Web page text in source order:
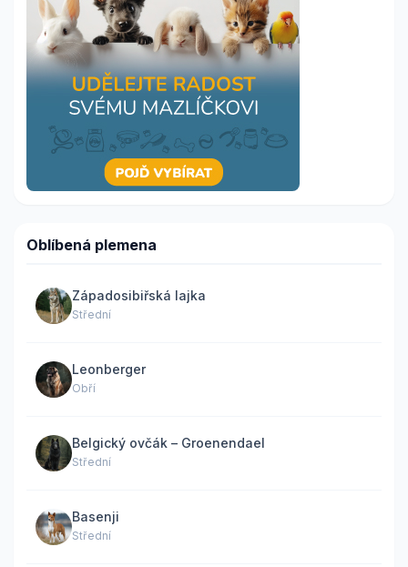
Oblíbená plemena
Západosibiřská lajka
Střední
Leonberger
Obří
Belgický ovčák – Groenendael
Střední
Basenji
Střední